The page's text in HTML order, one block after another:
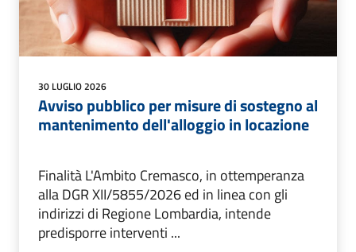
30 LUGLIO 2026
Avviso pubblico per misure di sostegno al
mantenimento dell'alloggio in locazione
Finalità L'Ambito Cremasco, in ottemperanza
alla DGR XII/5855/2026 ed in linea con gli
indirizzi di Regione Lombardia, intende
predisporre interventi ...